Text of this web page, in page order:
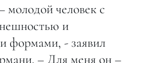
человек с
и
формами, - заявил
– Для меня он –